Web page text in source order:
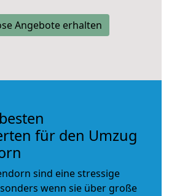
Angebote erhalten
für den Umzug
sind eine stressige
wenn sie über große